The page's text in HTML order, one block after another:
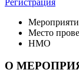
Место
НМО
О